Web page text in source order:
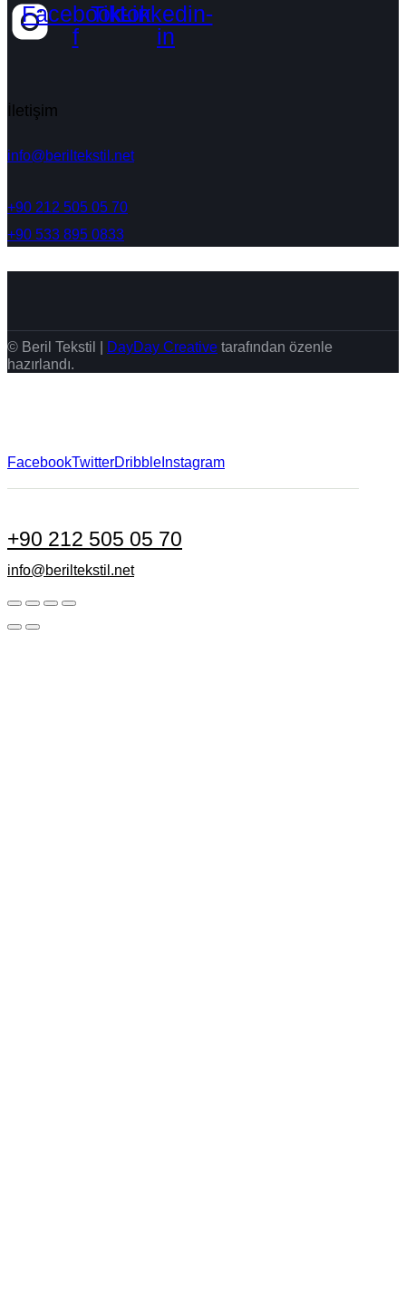
Facebook-
f
TiktokLinkedin-
in
İletişim
info@beriltekstil.net
+90 212 505 05 70
+90 533 895 0833
© Beril Tekstil | DayDay Creative tarafından özenle
hazırlandı.
FacebookTwitterDribble Instagram
+90 212 505 05 70
info@beriltekstil.net